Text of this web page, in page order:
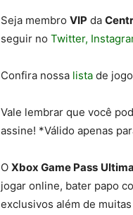
Seja membro VIP da
seguir no Twitter,
Confira nossa lista de
Vale lembrar que você
assine! *Válido apenas
O Xbox Game Pass
jogar online, bater papo
exclusivos além de